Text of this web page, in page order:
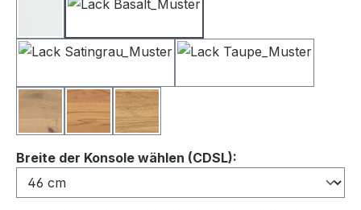
BalkeneicheKernbucheWildeiche
Breite der Konsole wählen (CDSL):